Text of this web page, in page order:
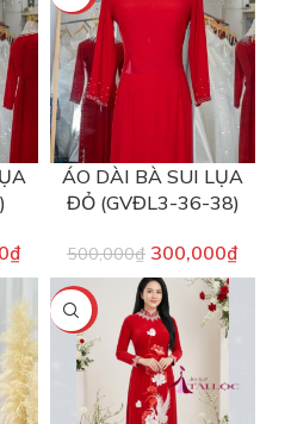
₫
ÁO DÀI BÀ SUI LỤA
ĐỎ (GVĐL3-36-38)
500,000₫ 300,000₫
-40%